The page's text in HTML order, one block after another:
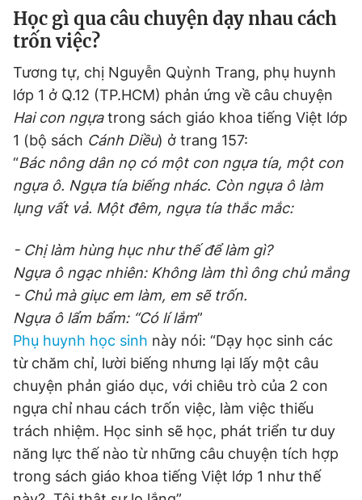
Học gì qua câu chuyện dạy nhau cách
trốn việc?
Tương tự, chị Nguyễn Quỳnh Trang, phụ huynh
lớp 1 ở Q.12 (TP.HCM) phản ứng về câu chuyện
Hai con ngựatrong sách giáo khoa tiếng Việt lớp
1 (bộ sách Cánh Diều) ở trang 157:
“Bác nông dân nọ có một con ngựa tía, một con
ngựa ô. Ngựa tía biếng nhác. Còn ngựa ô làm
lụng vất vả. Một đêm, ngựa tía thắc mắc:
- Chị làm hùng hục như thế để làm gì?
Ngựa ô ngạc nhiên: Không làm thì ông chủ mắng
- Chủ mà giục em làm, em sẽ trốn.
Ngựa ô lẩm bẩm: “Có lí lắm”
Phụ huynh học sinh này nói: “Dạy học sinh các
từ chăm chỉ, lười biếng nhưng lại lấy một câu
chuyện phản giáo dục, với chiêu trò của 2 con
ngựa chỉ nhau cách trốn việc, làm việc thiếu
trách nhiệm. Học sinh sẽ học, phát triển tư duy
năng lực thế nào từ những câu chuyện tích hợp
trong sách giáo khoa tiếng Việt lớp 1 như thế